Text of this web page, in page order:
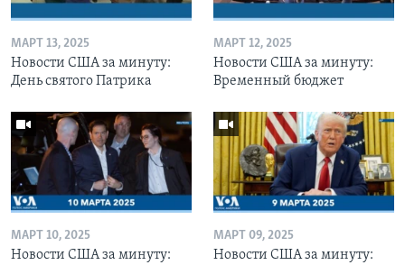
МАРТ 13, 2025
Новости США за минуту:
День святого Патрика
МАРТ 12, 2025
Новости США за минуту:
Временный бюджет
МАРТ 10, 2025
Новости США за минуту:
МАРТ 09, 2025
Новости США за минуту: